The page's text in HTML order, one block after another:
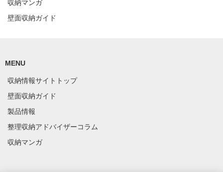
収納マンガ
壁面収納ガイド
MENU
収納情報サイトトップ
壁面収納ガイド
製品情報
整理収納アドバイザーコラム
収納マンガ